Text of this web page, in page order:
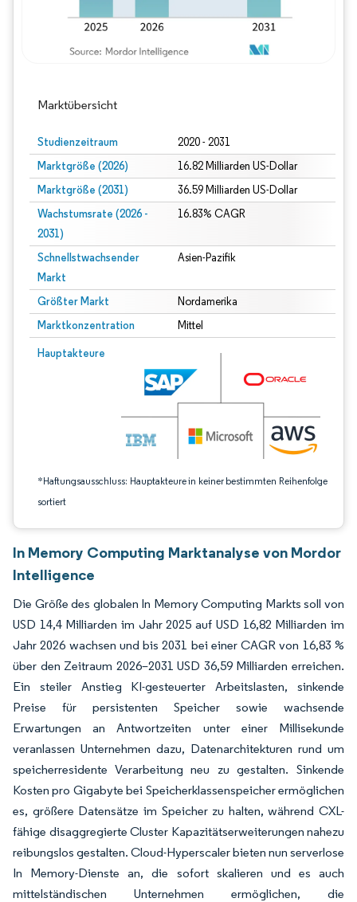
Marktübersicht
Studienzeitraum 2020 - 2031
Marktgröße (2026) 16.82 Milliarden US-Dollar
Marktgröße (2031) 36.59 Milliarden US-Dollar
Wachstumsrate (2026 -
2031)
16.83% CAGR
Schnellstwachsender
Markt
Asien-Pazifik
Größter Markt Nordamerika
Marktkonzentration Mittel
Hauptakteure
*Haftungsausschluss: Hauptakteure in keiner bestimmten Reihenfolge
sortiert
Bild © Mordor Intelligence. Wiederverwendung erfordert Namensnennung
In Memory Computing Marktanalyse von Mordor
Intelligence
Die Größe des globalen In Memory Computing Markts soll von
USD 14,4 Milliarden im Jahr 2025 auf USD 16,82 Milliarden im
Jahr 2026 wachsen und bis 2031 bei einer CAGR von 16,83 %
über den Zeitraum 2026–2031 USD 36,59 Milliarden erreichen.
Ein steiler Anstieg KI-gesteuerter Arbeitslasten, sinkende
Preise für persistenten Speicher sowie wachsende
Erwartungen an Antwortzeiten unter einer Millisekunde
veranlassen Unternehmen dazu, Datenarchitekturen rund um
speicherresidente Verarbeitung neu zu gestalten. Sinkende
Kosten pro Gigabyte bei Speicherklassenspeicher ermöglichen
es, größere Datensätze im Speicher zu halten, während CXL-
fähige disaggregierte Cluster Kapazitätserweiterungen nahezu
reibungslos gestalten. Cloud-Hyperscaler bieten nun serverlose
In Memory-Dienste an, die sofort skalieren und es auch
mittelständischen Unternehmen ermöglichen, die